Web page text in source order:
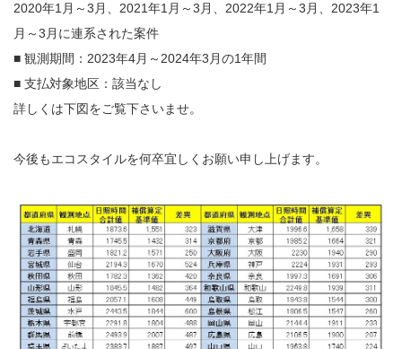
2020年1月～3月、2021年1月～3月、2022年1月～3月、2023年1
月～3月に連系された案件
■ 観測期間：2023年4月～2024年3月の1年間
■ 支払対象地区：該当なし
詳しくは下図をご覧下さいませ。
今後もエコスタイルを何卒宜しくお願い申し上げます。